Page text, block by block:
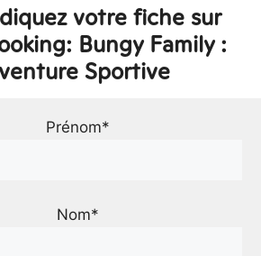
votre fiche sur
Bungy Family :
Sportive
Prénom*
Nom*